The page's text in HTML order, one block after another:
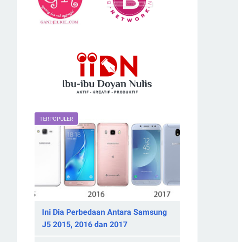
TERPOPULER
Ini Dia Perbedaan Antara Samsung
J5 2015, 2016 dan 2017